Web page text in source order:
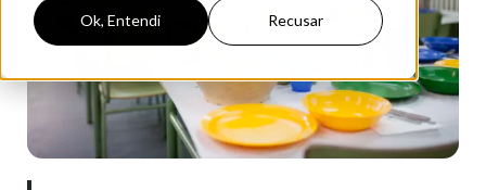
Ok, Entendi Recusar